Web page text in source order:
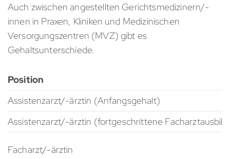
Auch zwischen angestellten Gerichtsmedizinern/-
innen in Praxen, Kliniken und Medizinischen
Versorgungszentren (MVZ) gibt es
Gehaltsunterschiede.
Position
Assistenzarzt/-ärztin (Anfangsgehalt)
Assistenzarzt/-ärztin (fortgeschrittene
Facharzt/-ärztin